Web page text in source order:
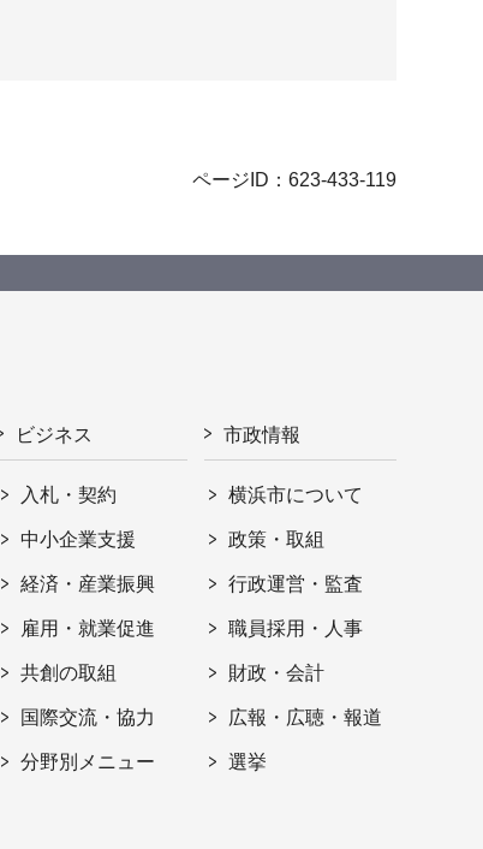
ページID：623-433-119
ビジネス
入札・契約
中小企業支援
経済・産業振興
雇用・就業促進
共創の取組
国際交流・協力
分野別メニュー
市政情報
横浜市について
政策・取組
行政運営・監査
職員採用・人事
財政・会計
広報・広聴・報道
選挙